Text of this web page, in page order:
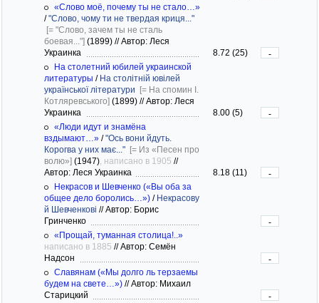
«Слово моё, почему ты не стало…»
/"Слово, чому ти не твердая криця..."
[= "Слово, зачем ты не сталь
боевая..."] (1899) //Автор: Леся
Украинка
8.72 (25)
-
На столетний юбилей украинской
литературы / На столітній ювілей
української літератури [= На спомин І.
Котляревського] (1899) //Автор: Леся
Украинка
8.00 (5)
-
«Люди идут и знамёна
вздымают…» /"Ось вони йдуть.
Корогва у них має..." [= Из «Песен про
волю»] (1947) , написано в 1905 //
Автор: Леся Украинка
8.18 (11)
-
Некрасов и Шевченко («Вы оба за
общее дело боролись…») / Некрасову
й Шевченкові //Автор: Борис
Гринченко
-
«Прощай, туманная столица!..»
написано в 1885 //Автор: Семён
Надсон
-
Славянам («Мы долго ль терзаемы
будем на свете…») //Автор: Михаил
Старицкий
-